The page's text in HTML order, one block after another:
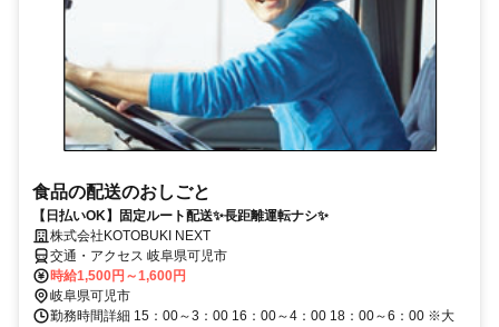
食品の配送のおしごと
【日払いOK】固定ルート配送✨長距離運転ナシ✨
株式会社KOTOBUKI NEXT
交通・アクセス 岐阜県可児市
時給1,500円～1,600円
岐阜県可児市
勤務時間詳細 15：00～3：00 16：00～4：00 18：00～6：00 ※大